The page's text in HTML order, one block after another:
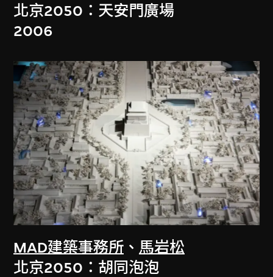
北京2050：天安門廣場
2006
MAD建築事務所 、 馬岩松
北京2050：胡同泡泡